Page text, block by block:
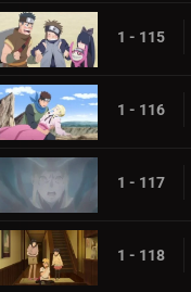
1 - 115
1 - 116
1 - 117
1 - 118